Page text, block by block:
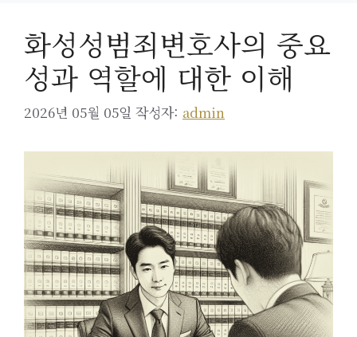
화성성범죄변호사의 중요
성과 역할에 대한 이해
2026년 05월 05일 작성자: admin